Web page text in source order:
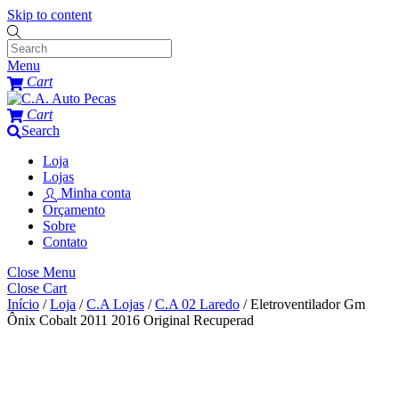
Skip to content
Menu
Cart
Cart
Search
Loja
Lojas
Minha conta
Orçamento
Sobre
Contato
Close Menu
Close Cart
Início /Loja /C.A Lojas /C.A 02 Laredo / Eletroventilador Gm
Ônix Cobalt 2011 2016 Original Recuperad